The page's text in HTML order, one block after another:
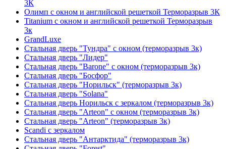
3К
Олимп с окном и английской решеткой Терморазрыв 3К
Titanium с окном и английской решеткой Терморазрыв
3к
GrandLuxe
Стальная дверь "Тундра" с окном (терморазрыв 3к)
Стальная дверь "Лидер"
Стальная дверь "Barone" с окном (терморазрыв 3к)
Стальная дверь "Босфор"
Стальная дверь "Норильск" (терморазрыв 3к)
Стальная дверь "Solana"
Стальная дверь Норильск с зеркалом (терморазрыв 3к)
Стальная дверь "Arteon" с окном (терморазрыв 3к)
Стальная дверь "Arteon" (терморазрыв 3к)
Scandi с зеркалом
Стальная дверь "Антарктида" (терморазрыв 3к)